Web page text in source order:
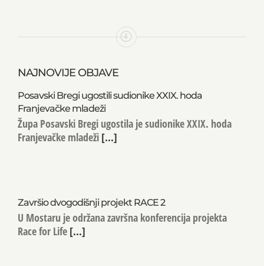
NAJNOVIJE OBJAVE
Posavski Bregi ugostili sudionike XXIX. hoda
Franjevačke mladeži
Župa Posavski Bregi ugostila je sudionike XXIX. hoda
Franjevačke mladeži [...]
Završio dvogodišnji projekt RACE 2
U Mostaru je održana završna konferencija projekta
Race for Life [...]